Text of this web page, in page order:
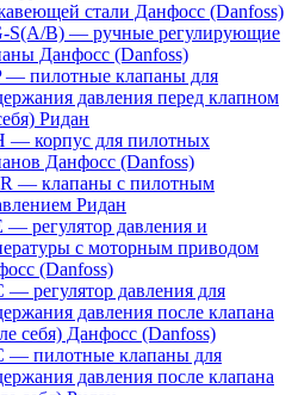
стали Данфосс (Danfoss)
S(A/B) — ручные регулирующие
Данфосс (Danfoss)
— пилотные клапаны для
давления перед клапном
Ридан
— корпус для пилотных
Данфосс (Danfoss)
— клапаны с пилотным
Ридан
— регулятор давления и
с моторным приводом
(Danfoss)
регулятор давления для
давления после клапана
себя) Данфосс (Danfoss)
— пилотные клапаны для
давления после клапана